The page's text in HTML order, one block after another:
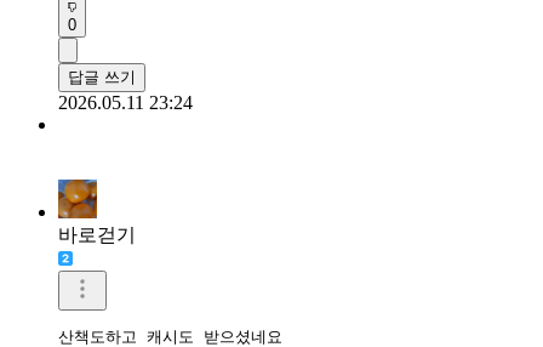
0
답글 쓰기
2026.05.11 23:24
바로걷기
산책도하고 캐시도 받으셨네요